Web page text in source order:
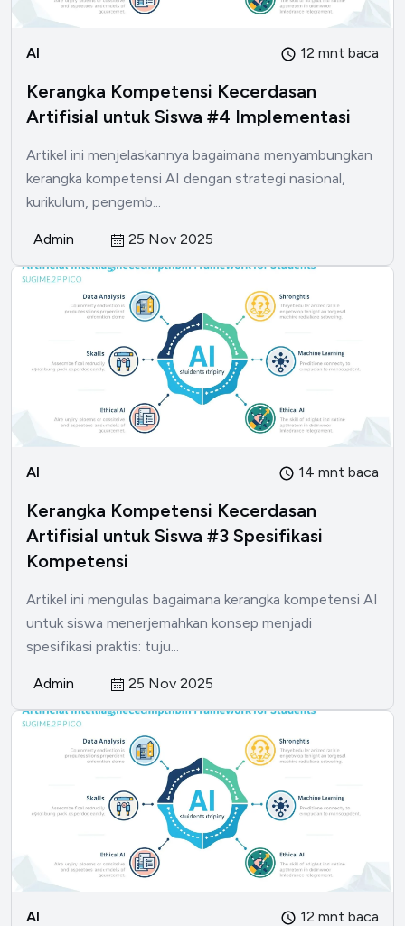
AI 12 mnt baca
Kerangka Kompetensi Kecerdasan
Artifisial untuk Siswa #4 Implementasi
Artikel ini menjelaskannya bagaimana menyambungkan
kerangka kompetensi AI dengan strategi nasional,
kurikulum, pengemb...
Admin 25 Nov 2025
AI 14 mnt baca
Kerangka Kompetensi Kecerdasan
Artifisial untuk Siswa #3 Spesifikasi
Kompetensi
Artikel ini mengulas bagaimana kerangka kompetensi AI
untuk siswa menerjemahkan konsep menjadi
spesifikasi praktis: tuju...
Admin 25 Nov 2025
AI 12 mnt baca